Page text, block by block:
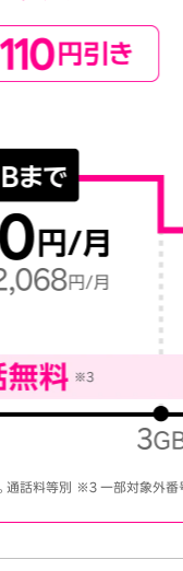
通話料等別 ※3 一部対象外番